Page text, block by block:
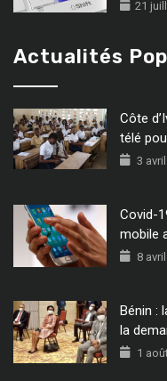
21
Actualités
Côte
télé
3
Covid-
mobile
8
Bénin :
la
1